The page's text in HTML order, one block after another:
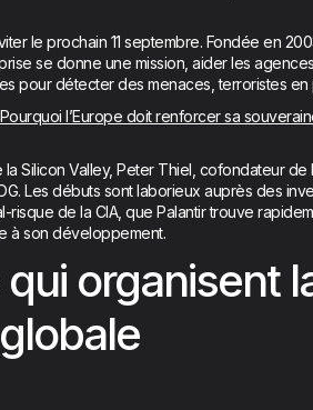
le prochain 11 septembre. Fondée en
se donne une mission, aider les
pour détecter des menaces, terroristes en
l’Europe doit renforcer sa
Silicon Valley, Peter Thiel, cofondateur de
Les débuts sont laborieux auprès des
de la CIA, que Palantir trouve
à son développement.
organisent